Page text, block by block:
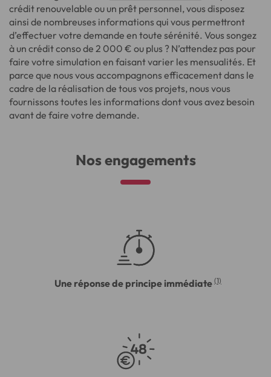
crédit renouvelable ou un prêt personnel, vous disposez
ainsi de nombreuses informations qui vous permettront
d’effectuer votre demande en toute sérénité. Vous songez
à un crédit conso de 2 000 € ou plus ? N’attendez pas pour
faire votre simulation en faisant varier les mensualités. Et
parce que nous vous accompagnons efficacement dans le
cadre de la réalisation de tous vos projets, nous vous
fournissons toutes les informations dont vous avez besoin
avant de faire votre demande.
Nos engagements
Une réponse de principe immédiate (1)